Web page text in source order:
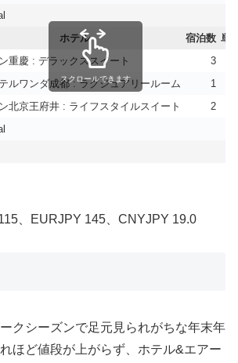
ホテル 宿泊数 単
重慶 : デラックススイート
3
ルワンダ成都 : ラグジュアリールーム
1
北京王府井 : ライフスタイルスイート
2
スクロールできます
、EURJPY 145、CNYJPY 19.0
クシーズンで足元見られがちな年末年
ほど値段が上がらず、ホテル&エアー